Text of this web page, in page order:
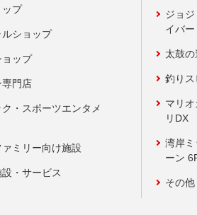
ップ
ショップ
ップ
専門店
・スポーツエンタメ
ミリー向け施設
・サービス
ジョ
イバー
太鼓の
釣りス
マリ
リDX
湾岸ミ
ーン
その